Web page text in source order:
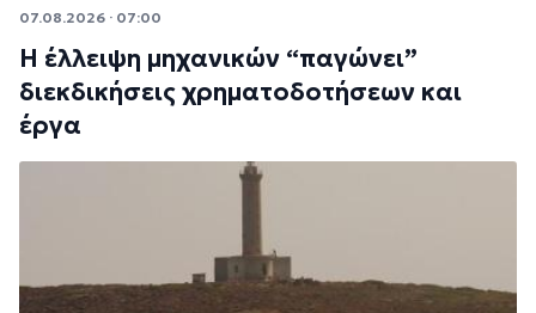
07.08.2026 · 07:00
Η έλλειψη μηχανικών “παγώνει”
διεκδικήσεις χρηματοδοτήσεων και
έργα